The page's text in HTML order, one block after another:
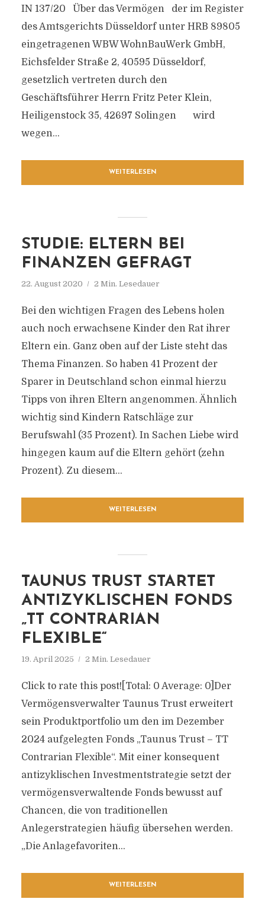
IN 137/20 Über das Vermögen der im Register
des Amtsgerichts Düsseldorf unter HRB 89805
eingetragenen WBW WohnBauWerk GmbH,
Eichsfelder Straße 2, 40595 Düsseldorf,
gesetzlich vertreten durch den
Geschäftsführer Herrn Fritz Peter Klein,
Heiligenstock 35, 42697 Solingen wird
wegen...
WEITERLESEN
STUDIE: ELTERN BEI
FINANZEN GEFRAGT
22. August 2020 2 Min. Lesedauer
Bei den wichtigen Fragen des Lebens holen
auch noch erwachsene Kinder den Rat ihrer
Eltern ein. Ganz oben auf der Liste steht das
Thema Finanzen. So haben 41 Prozent der
Sparer in Deutschland schon einmal hierzu
Tipps von ihren Eltern angenommen. Ähnlich
wichtig sind Kindern Ratschläge zur
Berufswahl (35 Prozent). In Sachen Liebe wird
hingegen kaum auf die Eltern gehört (zehn
Prozent). Zu diesem...
WEITERLESEN
TAUNUS TRUST STARTET
ANTIZYKLISCHEN FONDS
„TT CONTRARIAN
FLEXIBLE“
19. April 2025 2 Min. Lesedauer
Click to rate this post![Total: 0 Average: 0]Der
Vermögensverwalter Taunus Trust erweitert
sein Produktportfolio um den im Dezember
2024 aufgelegten Fonds „Taunus Trust – TT
Contrarian Flexible“. Mit einer konsequent
antizyklischen Investmentstrategie setzt der
vermögensverwaltende Fonds bewusst auf
Chancen, die von traditionellen
Anlegerstrategien häufig übersehen werden.
„Die Anlagefavoriten...
WEITERLESEN